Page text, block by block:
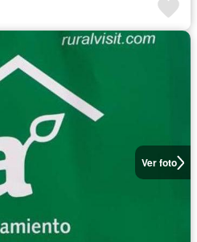
Ver foto